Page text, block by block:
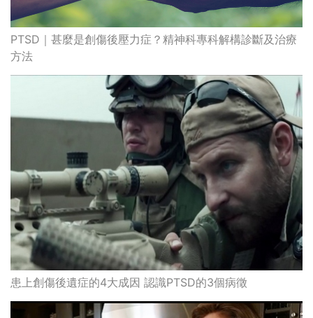
PTSD｜甚麼是創傷後壓力症？精神科專科解構診斷及治療
方法
患上創傷後遺症的4大成因 認識PTSD的3個病徵